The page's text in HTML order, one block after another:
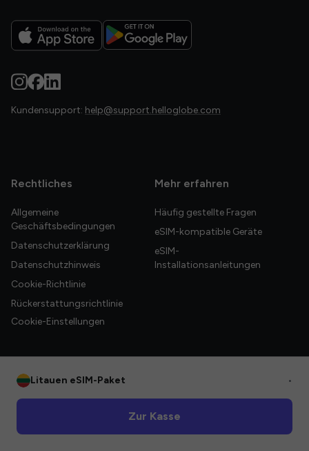
Kundensupport: help@support.helloglobe.com
Rechtliches
Allgemeine
Geschäftsbedingungen
Datenschutzerklärung
Datenschutzhinweis
Cookie-Richtlinie
Rückerstattungsrichtlinie
Cookie-Einstellungen
Mehr erfahren
Häufig gestellte Fragen
eSIM-kompatible Geräte
eSIM-
Installationsanleitungen
Litauen eSIM-Paket •
Zur Kasse